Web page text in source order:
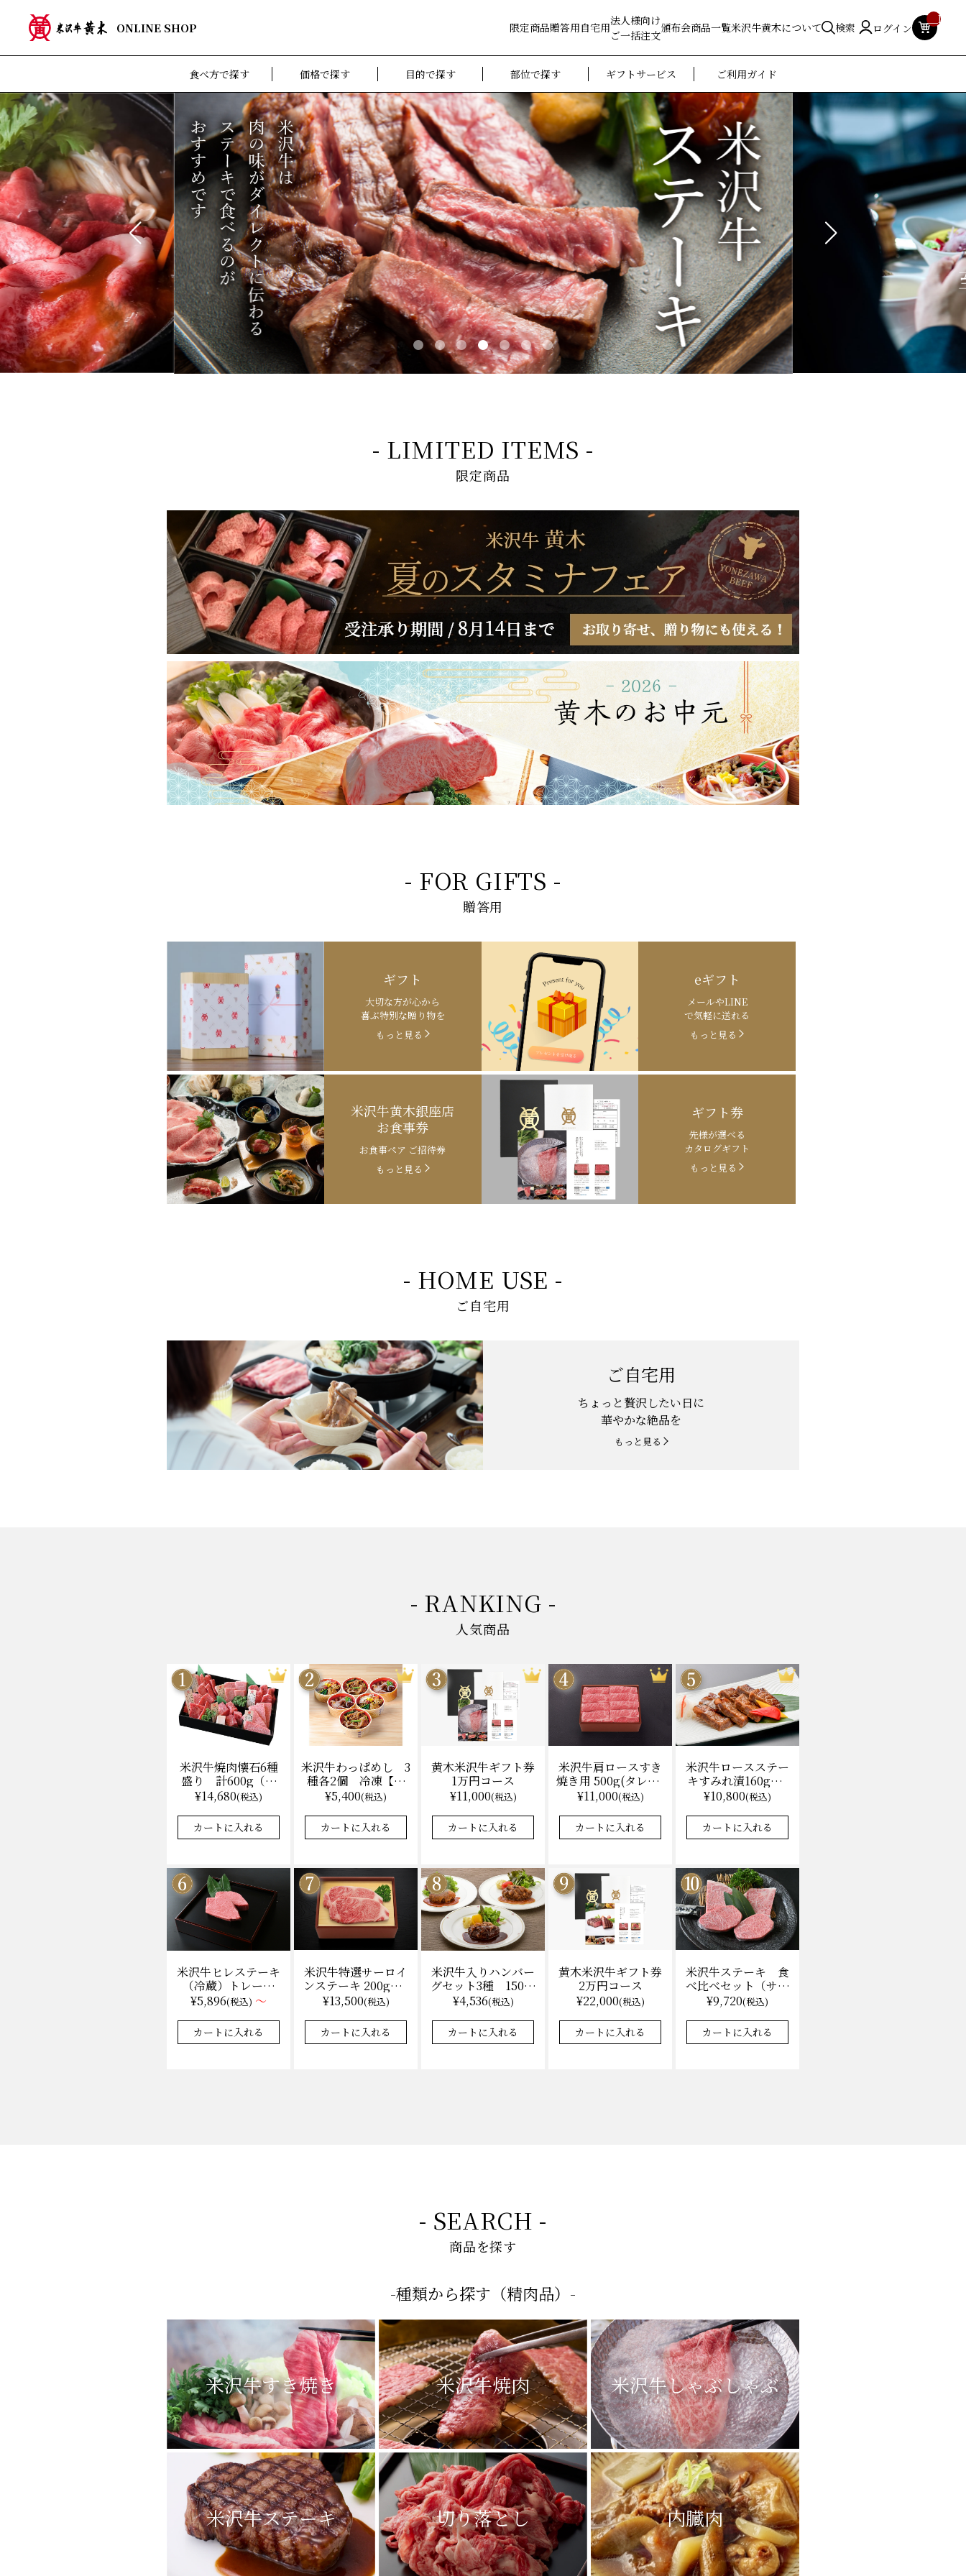
ONLINE SHOP 限定商品贈答用自宅用
法人様向け
ご一括注文
頒布会商品一覧米沢牛黄木について 検索 ログイン
食べ方で探す 価格で探す 目的で探す 部位で探す ギフトサービス ご利用ガイド
- LIMITED ITEMS -
限定商品
- FOR GIFTS -
贈答用
ギフト
大切な方が心から
喜ぶ特別な贈り物を
もっと見る
eギフト
メールやLINE
で気軽に送れる
もっと見る
米沢牛黄木銀座店
お食事券
お食事ペア ご招待券
もっと見る
ギフト券
先様が選べる
カタログギフト
もっと見る
- HOME USE -
ご自宅用
ご自宅用
ちょっと贅沢したい日に
華やかな絶品を
もっと見る
- RANKING -
人気商品
米沢牛焼肉懐石6種
盛り 計600g（冷
凍）送料無料 化粧
箱入
¥14,680(税込)
カートに入れる
米沢牛わっぱめし 3
種各2個 冷凍【レ
ンジ調理】化粧箱入
¥5,400(税込)
カートに入れる
黄木米沢牛ギフト券
1万円コース
¥11,000(税込)
カートに入れる
米沢牛肩ロースすき
焼き用 500g(タレ付)
（冷凍）送料無料
化粧箱入
¥11,000(税込)
カートに入れる
米沢牛ロースステー
キすみれ漬160g×3
枚(計480g) 木箱入
味噌酒粕漬け/冷蔵
送料無料
¥10,800(税込)
カートに入れる
米沢牛ヒレステーキ
（冷蔵）トレー盛
り 130g×1枚から
量り売り
¥5,896(税込) ～
カートに入れる
米沢牛特選サーロイ
ンステーキ 200g×2
枚（冷凍）送料無
料 化粧箱入
¥13,500(税込)
カートに入れる
米沢牛入りハンバー
グセット3種 150ｇ
各2 【凍】湯せん
調理 化粧箱入
¥4,536(税込)
カートに入れる
黄木米沢牛ギフト券
2万円コース
¥22,000(税込)
カートに入れる
米沢牛ステーキ 食
べ比べセット（サー
ロイン100g×2枚、
上モモ100g×2枚）
（冷凍）送料無料
化粧箱入
¥9,720(税込)
カートに入れる
- SEARCH -
商品を探す
-種類から探す（精肉品）-
米沢牛すき焼き 米沢牛焼肉 米沢牛しゃぶしゃぶ
米沢牛ステーキ 切り落とし 内臓肉